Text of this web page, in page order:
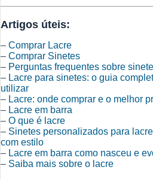
Artigos úteis:
– Comprar Lacre
– Comprar Sinetes
– Perguntas frequentes sobre
– Lacre para sinetes: o guia
utilizar
– Lacre: onde comprar e o melhor
– Lacre em barra
– O que é lacre
– Sinetes personalizados para
com estilo
– Lacre em barra como nasceu e
– Saiba mais sobre o lacre